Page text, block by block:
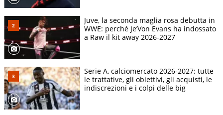
Juve, la seconda maglia rosa debutta in
WWE: perché Je’Von Evans ha indossato
a Raw il kit away 2026-2027
Serie A, calciomercato 2026-2027: tutte
le trattative, gli obiettivi, gli acquisti, le
indiscrezioni e i colpi delle big